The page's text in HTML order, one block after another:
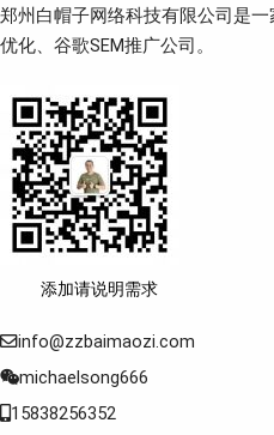
郑州白帽子网络科技有限公司是
优化、谷歌SEM推广公司。
添加请说明需求
info@zzbaimaozi.com
michaelsong666
15838256352